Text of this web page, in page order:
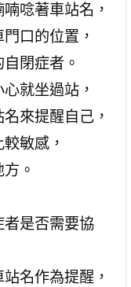
唸著車站名，
口的位置，
閉症者。
就坐過站，
來提醒自己，
敏感，
。
是否需要協
名作為提醒，